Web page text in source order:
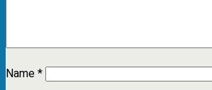
Name*